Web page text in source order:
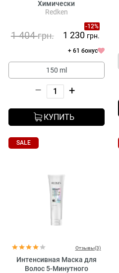
Химически
Поврежденными Волосами
Redken Acidic Bonding
Concentrate Leave-in
Treatment
Redken
-12%
1 404грн. 1 230 грн.
+ 61 бонус
150 ml
– +
КУПИТЬ
SALE
Отзывы(3)
Интенсивная Маска для
Волос 5-Минутного